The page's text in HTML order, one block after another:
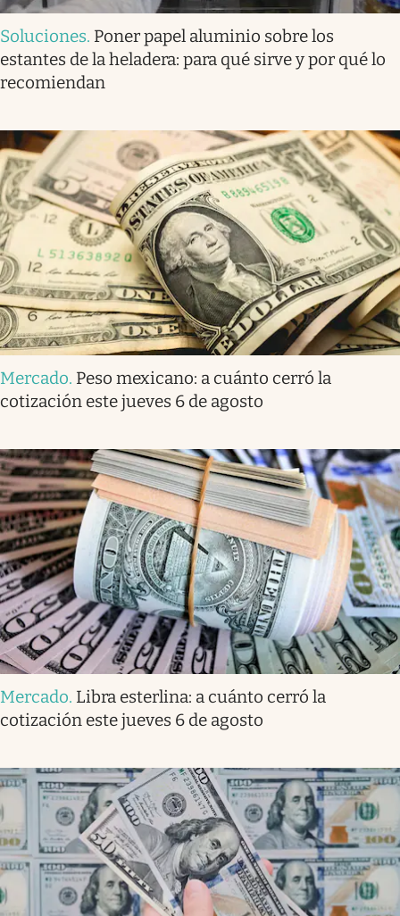
Soluciones. Poner papel aluminio sobre los
estantes de la heladera: para qué sirve y por qué lo
recomiendan
Mercado. Peso mexicano: a cuánto cerró la
cotización este jueves 6 de agosto
Mercado. Libra esterlina: a cuánto cerró la
cotización este jueves 6 de agosto